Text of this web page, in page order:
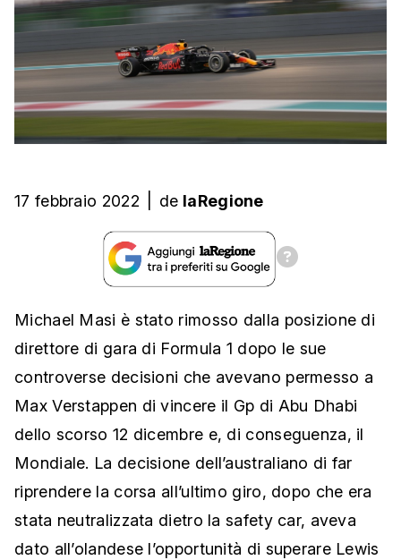
17 febbraio 2022 de laRegione
Michael Masi è stato rimosso dalla posizione di
direttore di gara di Formula 1 dopo le sue
controverse decisioni che avevano permesso a
Max Verstappen di vincere il Gp di Abu Dhabi
dello scorso 12 dicembre e, di conseguenza, il
Mondiale. La decisione dell’australiano di far
riprendere la corsa all’ultimo giro, dopo che era
stata neutralizzata dietro la safety car, aveva
dato all’olandese l’opportunità di superare Lewis